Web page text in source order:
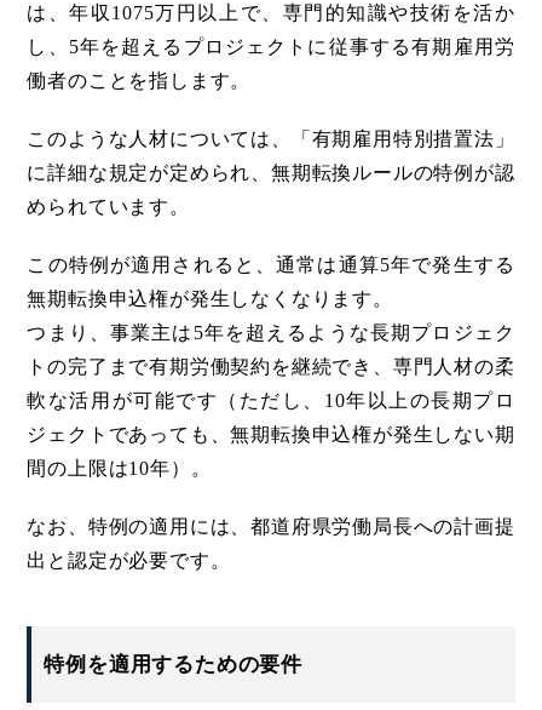
は、年収1075万円以上で、専門的知識や技術を活か
し、5年を超えるプロジェクトに従事する有期雇用労
働者のことを指します。
このような人材については、「有期雇用特別措置法」
に詳細な規定が定められ、無期転換ルールの特例が認
められています。
この特例が適用されると、通常は通算5年で発生する
無期転換申込権が発生しなくなります。
つまり、事業主は5年を超えるような長期プロジェク
トの完了まで有期労働契約を継続でき、専門人材の柔
軟な活用が可能です（ただし、10年以上の長期プロ
ジェクトであっても、無期転換申込権が発生しない期
間の上限は10年）。
なお、特例の適用には、都道府県労働局長への計画提
出と認定が必要です。
特例を適用するための要件